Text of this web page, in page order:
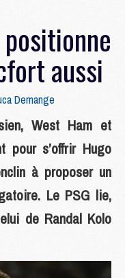
aussi
Demange
West Ham et
pour s’offrir Hugo
à proposer un
Le PSG lie,
de Randal Kolo